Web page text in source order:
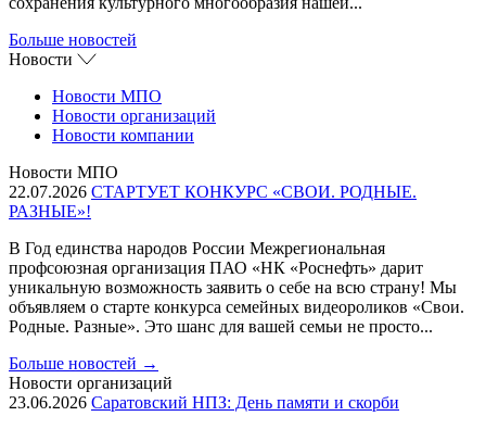
Больше новостей
Новости
Новости МПО
Новости организаций
Новости компании
Новости МПО
22.07.2026 СТАРТУЕТ КОНКУРС «СВОИ. РОДНЫЕ.
РАЗНЫЕ»!
В Год единства народов России Межрегиональная
профсоюзная организация ПАО «НК «Роснефть» дарит
уникальную возможность заявить о себе на всю страну! Мы
объявляем о старте конкурса семейных видеороликов «Свои.
Родные. Разные». Это шанс для вашей семьи не просто...
Больше новостей →
Новости организаций
23.06.2026 Саратовский НПЗ: День памяти и скорби